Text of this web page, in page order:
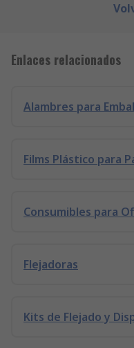
Enlaces relacionados
Alambres para
Films Plástico para
Consumibles para
Flejadoras
Kits de Flejado y